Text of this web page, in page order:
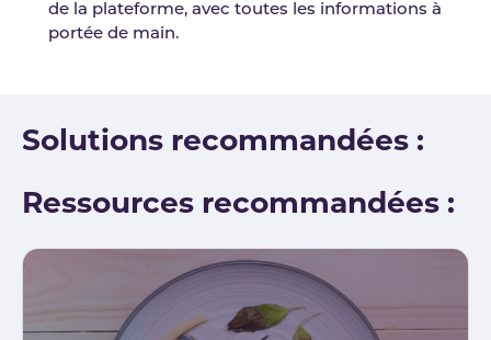
de la plateforme, avec toutes les informations à
portée de main.
Solutions recommandées :
Ressources recommandées :